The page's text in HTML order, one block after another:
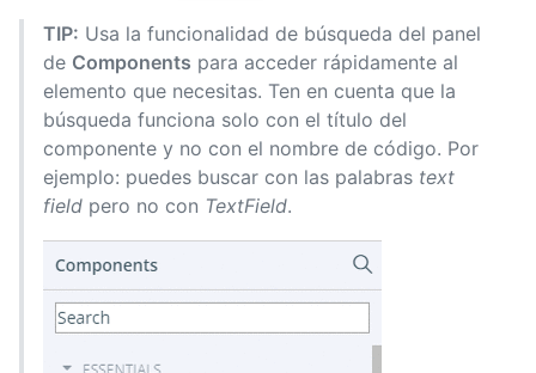
TIP: Usa la funcionalidad de búsqueda del panel
de Components para acceder rápidamente al
elemento que necesitas. Ten en cuenta que la
búsqueda funciona solo con el título del
componente y no con el nombre de código. Por
ejemplo: puedes buscar con las palabras text
field pero no con TextField.